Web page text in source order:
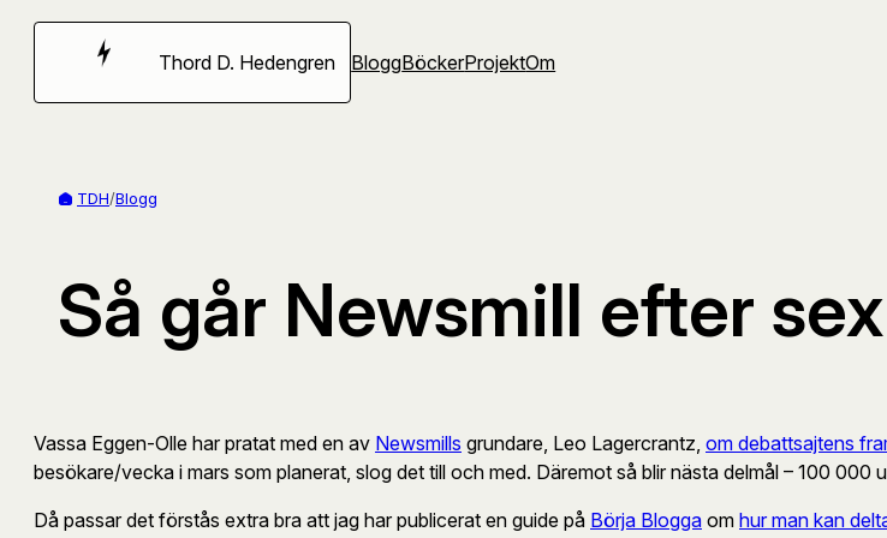
Hoppa
Thord D. Hedengren BloggBöckerProjektOm
TDH/Blogg
Så går Newsmill efter
Vassa Eggen-Olle har pratat med en av Newsmills grundare, Leo Lagercrantz, om debattsajtens
besökare/vecka i mars som planerat, slog det till och med. Däremot så blir nästa delmål – 100
Då passar det förstås extra bra att jag har publicerat en guide på Börja Blogga om hur man kan